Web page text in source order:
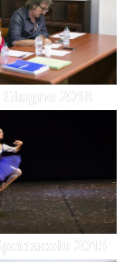
2018
2015